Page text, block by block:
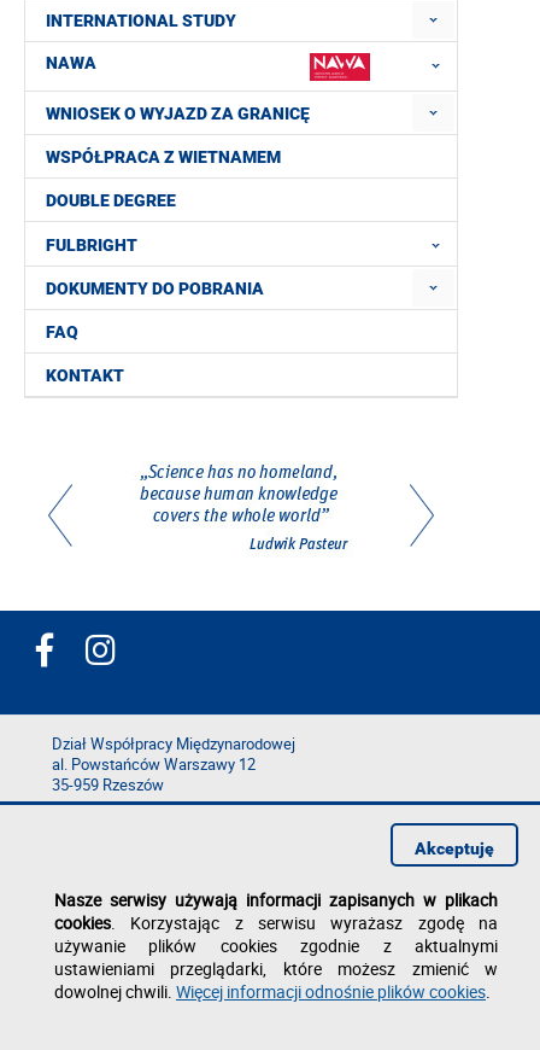
INTERNATIONAL STUDY
NAWA
WNIOSEK O WYJAZD ZA GRANICĘ
WSPÓŁPRACA Z WIETNAMEM
DOUBLE DEGREE
FULBRIGHT
DOKUMENTY DO POBRANIA
FAQ
KONTAKT
Dział Współpracy Międzynarodowej
al. Powstańców Warszawy 12
35-959 Rzeszów
Polityka prywatności
Zgłoś błąd na stronie
Nasze serwisy używają informacji zapisanych w plikach
cookies. Korzystając z serwisu wyrażasz zgodę na
używanie plików cookies zgodnie z aktualnymi
ustawieniami przeglądarki, które możesz zmienić w
dowolnej chwili. Więcej informacji odnośnie plików cookies.
Akceptuję